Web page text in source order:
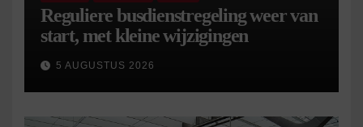
Reguliere busdienstregeling weer van
start, met kleine wijzigingen
5 AUGUSTUS 2026